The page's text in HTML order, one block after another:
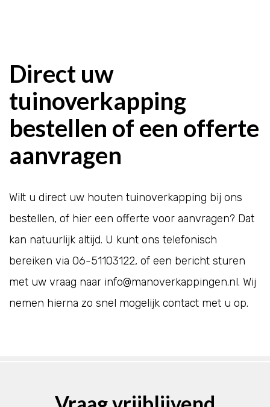
Direct uw
tuinoverkapping
bestellen of een offerte
aanvragen
Wilt u direct uw houten tuinoverkapping bij ons
bestellen, of hier een offerte voor aanvragen? Dat
kan natuurlijk altijd. U kunt ons telefonisch
bereiken via 06-51103122, of een bericht sturen
met uw vraag naar info@manoverkappingen.nl. Wij
nemen hierna zo snel mogelijk contact met u op.